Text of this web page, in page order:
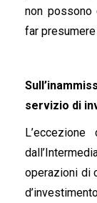
non possono
far
servizio di
operazioni di